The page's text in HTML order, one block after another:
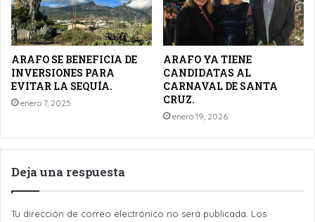
ARAFO SE BENEFICIA DE
INVERSIONES PARA
EVITAR LA SEQUÍA.
enero 7, 2025
ARAFO YA TIENE
CANDIDATAS AL
CARNAVAL DE SANTA
CRUZ.
enero 19, 2026
Deja una respuesta
Tu dirección de correo electrónico no será publicada. Los